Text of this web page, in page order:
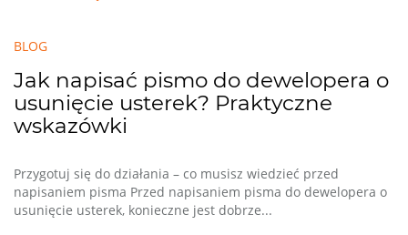
BLOG
Jak napisać pismo do dewelopera o
usunięcie usterek? Praktyczne
wskazówki
Przygotuj się do działania – co musisz wiedzieć przed
napisaniem pisma Przed napisaniem pisma do dewelopera o
usunięcie usterek, konieczne jest dobrze...